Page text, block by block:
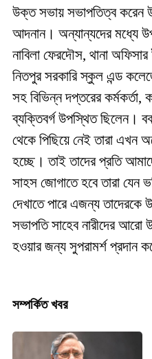
উক্ত সভায় সভাপতিত্ব করেন
আদনান। অন্যান্যদের মধ্যে
নাবিলা ফেরদৌস, থানা
নিতপুর সরকারি স্কুল এন্ড
সহ বিভিন্ন দপ্তরের কর্মকর্তা,
ব্যক্তিবর্গ উপস্থিত ছিলেন।
থেকে পিছিয়ে নেই তারা এখন
হচ্ছে। তাই তাদের প্রতি
সাহস জোগাতে হবে তারা
দেখাতে পারে এজন্য তাদেরকে
সভাপতি সাহেব নারীদের
হওয়ার জন্য সুপরামর্শ প্রদান
সম্পর্কিত খবর